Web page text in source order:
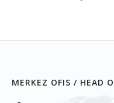
MERKEZ OFIS / HEAD